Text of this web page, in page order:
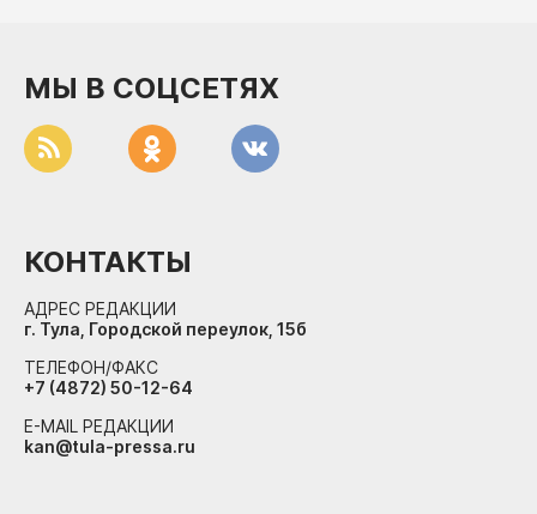
МЫ В СОЦСЕТЯХ
КОНТАКТЫ
АДРЕС РЕДАКЦИИ
г. Тула, Городской переулок, 15б
ТЕЛЕФОН/ФАКС
+7 (4872) 50-12-64
E-MAIL РЕДАКЦИИ
kan@tula-pressa.ru